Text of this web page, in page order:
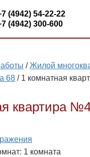
(4942) 54-22-22
(4942) 300-600
/Жилой
68 / 1 комнатная
квартира
1 комната